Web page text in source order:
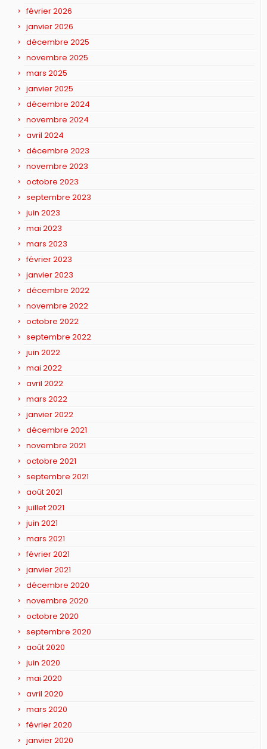
février 2026
janvier 2026
décembre 2025
novembre 2025
mars 2025
janvier 2025
décembre 2024
novembre 2024
avril 2024
décembre 2023
novembre 2023
octobre 2023
septembre 2023
juin 2023
mai 2023
mars 2023
février 2023
janvier 2023
décembre 2022
novembre 2022
octobre 2022
septembre 2022
juin 2022
mai 2022
avril 2022
mars 2022
janvier 2022
décembre 2021
novembre 2021
octobre 2021
septembre 2021
août 2021
juillet 2021
juin 2021
mars 2021
février 2021
janvier 2021
décembre 2020
novembre 2020
octobre 2020
septembre 2020
août 2020
juin 2020
mai 2020
avril 2020
mars 2020
février 2020
janvier 2020